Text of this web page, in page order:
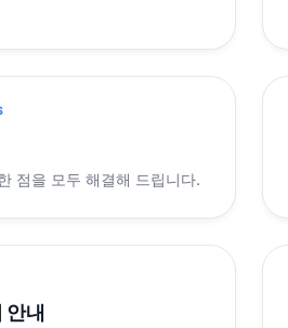
점을 모두 해결해 드립니다.
안내